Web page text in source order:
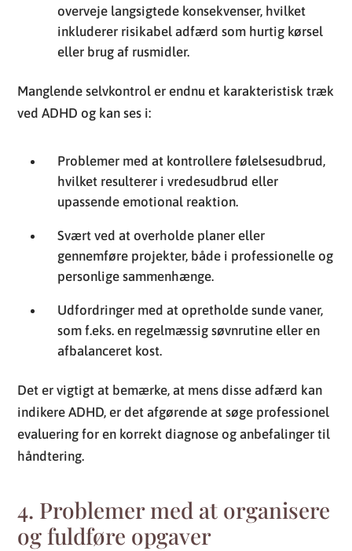
overveje langsigtede konsekvenser, hvilket
inkluderer risikabel adfærd som hurtig kørsel
eller brug af rusmidler.
Manglende selvkontrol er endnu et karakteristisk træk
ved ADHD og kan ses i:
Problemer med at kontrollere følelsesudbrud,
hvilket resulterer i vredesudbrud eller
upassende emotional reaktion.
Svært ved at overholde planer eller
gennemføre projekter, både i professionelle og
personlige sammenhænge.
Udfordringer med at opretholde sunde vaner,
som f.eks. en regelmæssig søvnrutine eller en
afbalanceret kost.
Det er vigtigt at bemærke, at mens disse adfærd kan
indikere ADHD, er det afgørende at søge professionel
evaluering for en korrekt diagnose og anbefalinger til
håndtering.
4. Problemer med at organisere
og fuldføre opgaver